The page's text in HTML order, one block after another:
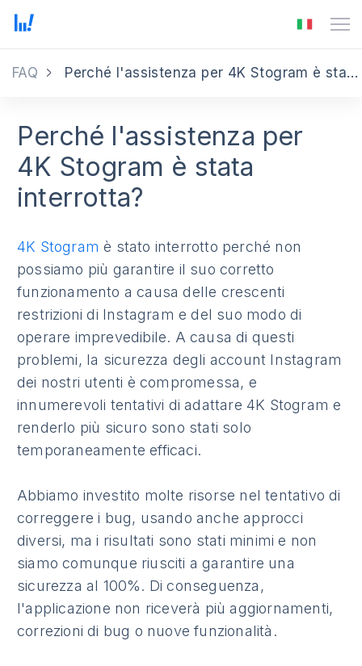
FAQ Perché l'assistenza per 4K Stogram è stata interrotta
Perché l'assistenza per
4K Stogram è stata
interrotta?
4K Stogram è stato interrotto perché non
possiamo più garantire il suo corretto
funzionamento a causa delle crescenti
restrizioni di Instagram e del suo modo di
operare imprevedibile. A causa di questi
problemi, la sicurezza degli account Instagram
dei nostri utenti è compromessa, e
innumerevoli tentativi di adattare 4K Stogram e
renderlo più sicuro sono stati solo
temporaneamente efficaci.
Abbiamo investito molte risorse nel tentativo di
correggere i bug, usando anche approcci
diversi, ma i risultati sono stati minimi e non
siamo comunque riusciti a garantire una
sicurezza al 100%. Di conseguenza,
l'applicazione non riceverà più aggiornamenti,
correzioni di bug o nuove funzionalità.